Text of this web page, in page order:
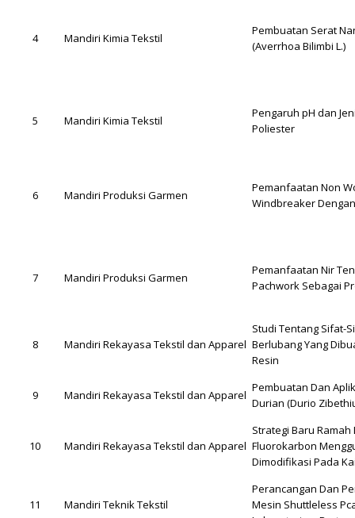
4 Mandiri Kimia Tekstil
Pembuatan Serat
(Averrhoa Bilimbi L.)
5 Mandiri Kimia Tekstil
Pengaruh pH dan
Poliester
6 Mandiri Produksi Garmen
Pemanfaatan Non
Windbreaker
7 Mandiri Produksi Garmen
Pemanfaatan Nir
Pachwork Sebagai
8 Mandiri Rekayasa Tekstil dan Apparel
Studi Tentang Sifat-
Berlubang Yang
Resin
9 Mandiri Rekayasa Tekstil dan Apparel
Pembuatan Dan
Durian (Durio
10 Mandiri Rekayasa Tekstil dan Apparel
Strategi Baru
Fluorokarbon
Dimodifikasi Pada
11 Mandiri Teknik Tekstil
Perancangan Dan
Mesin Shuttleless